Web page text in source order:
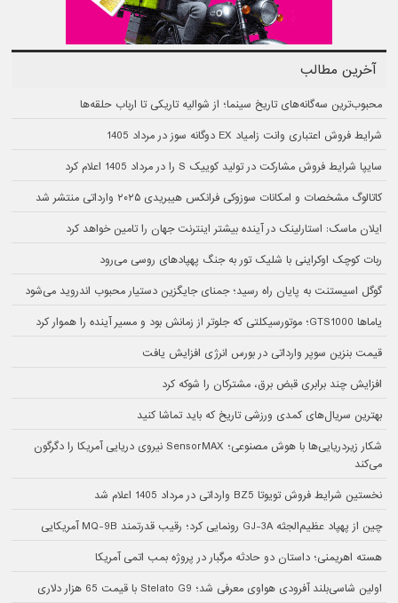
آخرین مطالب
محبوب‌ترین سه‌گانه‌های تاریخ سینما؛ از شوالیه تاریکی تا ارباب حلقه‌ها
شرایط فروش اعتباری وانت زامیاد EX دوگانه سوز در مرداد 1405
سایپا شرایط فروش مشارکت در تولید کوییک S را در مرداد 1405 اعلام کرد
کاتالوگ مشخصات و امکانات سوزوکی فرانکس هیبریدی ۲۰۲۵ وارداتی منتشر شد
ایلان ماسک: استارلینک در آینده بیشتر اینترنت جهان را تامین خواهد کرد
ربات کوچک اوکراینی با شلیک تور به جنگ پهپادهای روسی می‌رود
گوگل اسیستنت به پایان راه رسید؛ جمنای جایگزین دستیار محبوب اندروید می‌شود
یاماها GTS1000؛ موتورسیکلتی که جلوتر از زمانش بود و مسیر آینده را هموار کرد
قیمت بنزین سوپر وارداتی در بورس انرژی افزایش یافت
افزایش چند برابری قبض برق، مشترکان را شوکه کرد
بهترین سریال‌های کمدی ورزشی تاریخ که باید تماشا کنید
شکار زیردریایی‌ها با هوش مصنوعی؛ SensorMAX نیروی دریایی آمریکا را دگرگون
می‌کند
نخستین شرایط فروش تویوتا BZ5 وارداتی در مرداد 1405 اعلام شد
چین از پهپاد عظیم‌الجثه GJ-3A رونمایی کرد؛ رقیب قدرتمند MQ-9B آمریکایی
هسته اهریمنی؛ داستان دو حادثه مرگبار در پروژه بمب اتمی آمریکا
اولین شاسی‌بلند آفرودی هواوی معرفی شد؛ Stelato G9 با قیمت 65 هزار دلاری